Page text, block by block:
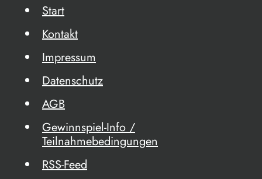
Start
Kontakt
Impressum
Datenschutz
AGB
Gewinnspiel-Info /
Teilnahmebedingungen
RSS-Feed